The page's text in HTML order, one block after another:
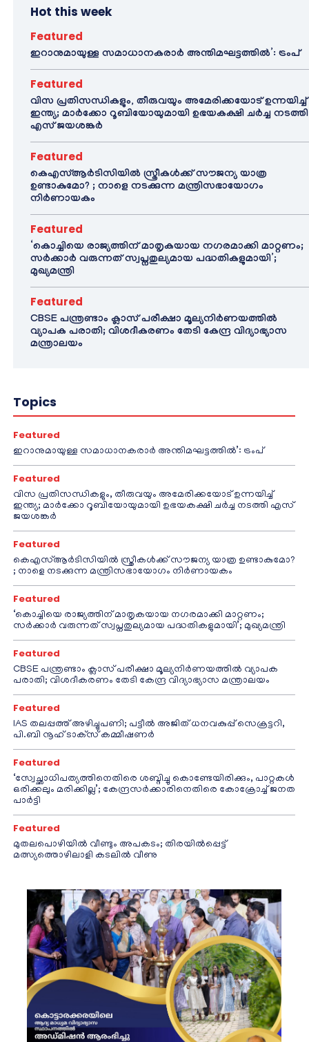
Hot this week
Featured
ഇറാനുമായുള്ള സമാധാനകരാർ അന്തിമഘട്ടത്തിൽ‌’: ട്രംപ്
Featured
വിസ പ്രതിസന്ധികളും, തീരുവയും അമേരിക്കയോട് ഉന്നയിച്ച്
ഇന്ത്യ; മാർക്കോ റൂബിയോയുമായി ഉഭയകക്ഷി ചർച്ച നടത്തി
എസ് ജയശങ്കർ
Featured
കെഎസ്ആർടിസിയിൽ സ്ത്രീകൾക്ക് സൗജന്യ യാത്ര
ഉണ്ടാകുമോ? ; നാളെ നടക്കുന്ന മന്ത്രിസഭായോഗം
നിർണായകം
Featured
‘കൊച്ചിയെ രാജ്യത്തിന് മാതൃകയായ നഗരമാക്കി മാറ്റണം;
സർക്കാർ വരുന്നത് സ്വപ്നതുല്യമായ പദ്ധതികളുമായി’;
മുഖ്യമന്ത്രി
Featured
CBSE പന്ത്രണ്ടാം ക്ലാസ് പരീക്ഷാ മൂല്യനിർണയത്തിൽ
വ്യാപക പരാതി; വിശദീകരണം തേടി കേന്ദ്ര വിദ്യാഭ്യാസ
മന്ത്രാലയം
Topics
Featured
ഇറാനുമായുള്ള സമാധാനകരാർ അന്തിമഘട്ടത്തിൽ‌’: ട്രംപ്
Featured
വിസ പ്രതിസന്ധികളും, തീരുവയും അമേരിക്കയോട് ഉന്നയിച്ച്
ഇന്ത്യ; മാർക്കോ റൂബിയോയുമായി ഉഭയകക്ഷി ചർച്ച നടത്തി എസ്
ജയശങ്കർ
Featured
കെഎസ്ആർടിസിയിൽ സ്ത്രീകൾക്ക് സൗജന്യ യാത്ര ഉണ്ടാകുമോ?
; നാളെ നടക്കുന്ന മന്ത്രിസഭായോഗം നിർണായകം
Featured
‘കൊച്ചിയെ രാജ്യത്തിന് മാതൃകയായ നഗരമാക്കി മാറ്റണം;
സർക്കാർ വരുന്നത് സ്വപ്നതുല്യമായ പദ്ധതികളുമായി’; മുഖ്യമന്ത്രി
Featured
CBSE പന്ത്രണ്ടാം ക്ലാസ് പരീക്ഷാ മൂല്യനിർണയത്തിൽ വ്യാപക
പരാതി; വിശദീകരണം തേടി കേന്ദ്ര വിദ്യാഭ്യാസ മന്ത്രാലയം
Featured
IAS തലപ്പത്ത് അഴിച്ചുപണി; പട്ടീല്‍ അജിത് ധനവകുപ്പ് സെക്രട്ടറി,
പി.ബി നൂഹ് ടാക്‌സ് കമ്മീഷണര്‍
Featured
‘സ്വേച്ഛാധിപത്യത്തിനെതിരെ ശബ്ദിച്ചു കൊണ്ടേയിരിക്കും, പാറ്റകൾ
ഒരിക്കലും മരിക്കില്ല’; കേന്ദ്രസർക്കാരിനെതിരെ കോക്രോച്ച് ജനത
പാർട്ടി
Featured
മുതലപൊഴിയിൽ വീണ്ടും അപകടം; തിരയിൽപ്പെട്ട്
മത്സ്യത്തൊഴിലാളി കടലിൽ വീണു